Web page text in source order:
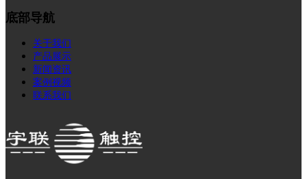
底部导航
关于我们
产品展示
新闻资讯
案例视频
联系我们